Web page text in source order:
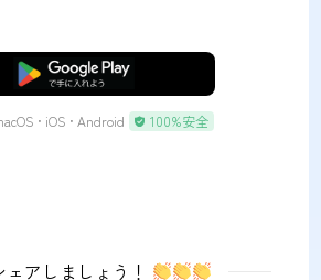
無料ダウンロード
• iOS • Android 100%安全
アしましょう！